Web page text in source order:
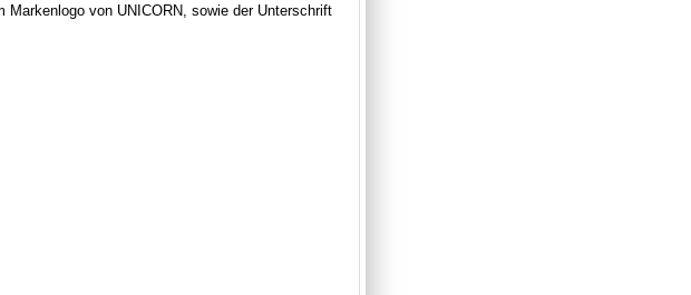
von UNICORN, sowie der Unterschrift